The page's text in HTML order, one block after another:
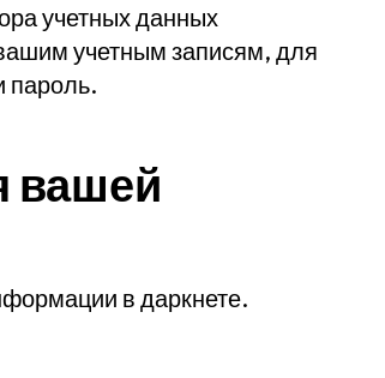
учетных данных
учетным записям, для
пароль.
вашей
в даркнете.